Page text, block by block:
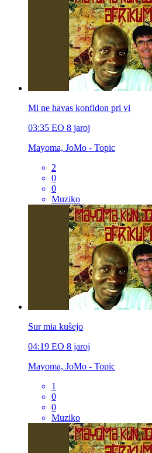
Mi ne havas konfidon pri vi
03:35 EO 8 jaroj
Mayoma, JoMo - Topic
2
0
0
Muziko
Sur mia kuŝejo
04:19 EO 8 jaroj
Mayoma, JoMo - Topic
1
0
0
Muziko